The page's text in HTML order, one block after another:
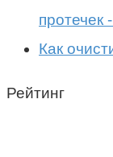
протечек
Как
Рейтинг